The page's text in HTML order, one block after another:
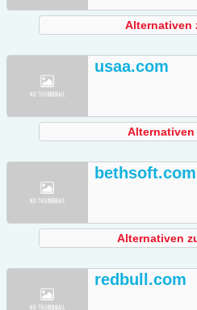
Alternativen
usaa.com
Alternativen
bethsoft.com
Alternativen
redbull.com